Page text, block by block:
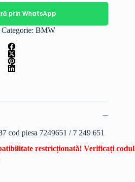
prin WhatsApp
Categorie: BMW
cod piesa 7249651 / 7 249 651
restricționată! Verificați codul